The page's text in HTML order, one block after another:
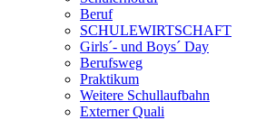
Beruf
SCHULEWIRTSCHAFT
Girls´- und Boys´ Day
Berufsweg
Praktikum
Weitere Schullaufbahn
Externer Quali